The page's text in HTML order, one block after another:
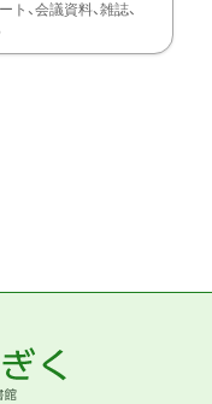
、会議資料、雑誌、